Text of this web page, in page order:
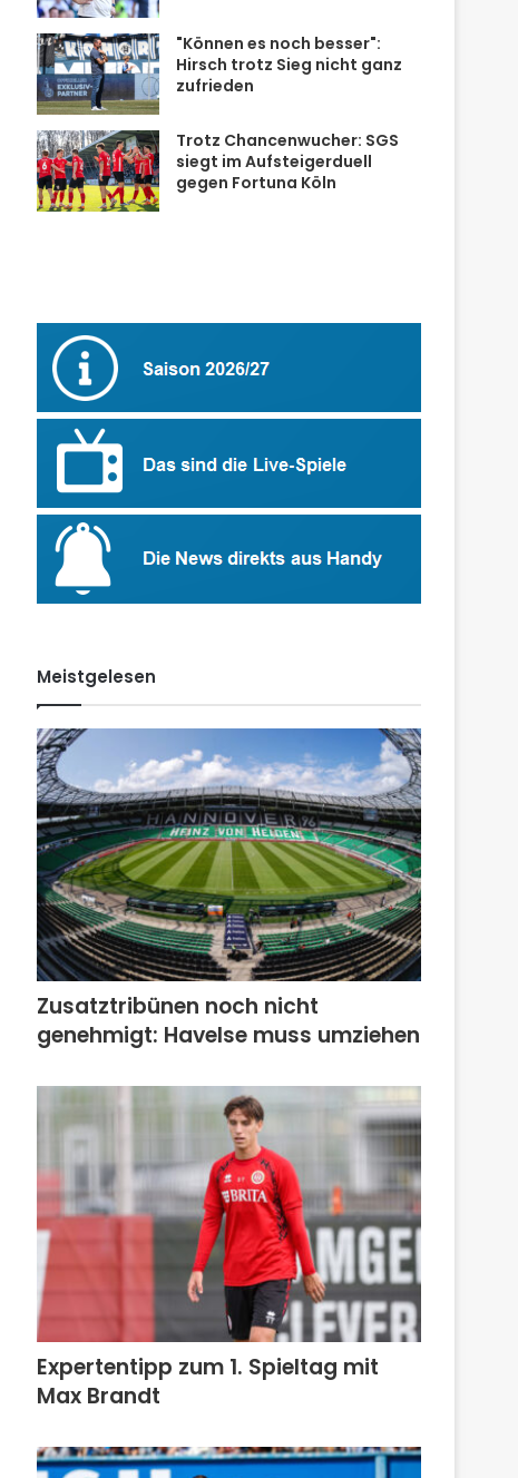
"Können es noch besser":
Hirsch trotz Sieg nicht ganz
zufrieden
Trotz Chancenwucher: SGS
siegt im Aufsteigerduell
gegen Fortuna Köln
Meistgelesen
Zusatztribünen noch nicht
genehmigt: Havelse muss umziehen
Expertentipp zum 1. Spieltag mit
Max Brandt